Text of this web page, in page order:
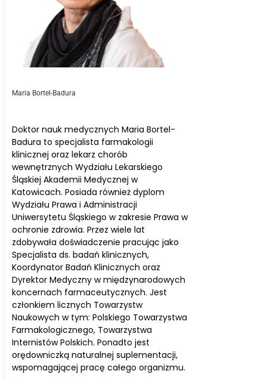
Maria Bortel-Badura
Doktor nauk medycznych Maria Bortel-
Badura to specjalista farmakologii
klinicznej oraz lekarz chorób
wewnętrznych Wydziału Lekarskiego
Śląskiej Akademii Medycznej w
Katowicach. Posiada również dyplom
Wydziału Prawa i Administracji
Uniwersytetu Śląskiego w zakresie Prawa w
ochronie zdrowia. Przez wiele lat
zdobywała doświadczenie pracując jako
Specjalista ds. badań klinicznych,
Koordynator Badań Klinicznych oraz
Dyrektor Medyczny w międzynarodowych
koncernach farmaceutycznych. Jest
członkiem licznych Towarzystw
Naukowych w tym: Polskiego Towarzystwa
Farmakologicznego, Towarzystwa
Internistów Polskich. Ponadto jest
orędowniczką naturalnej suplementacji,
wspomagającej pracę całego organizmu.